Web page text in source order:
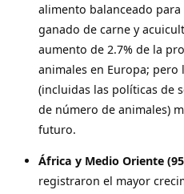
alimento balanceado
ganado de carne y
aumento de 2.7% de la
animales en Europa;
(incluidas las políticas de
de número de animales)
futuro.
África y Medio Oriente
registraron el mayor